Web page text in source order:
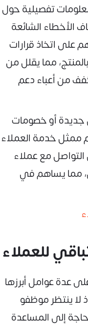
تفصيلية حول
الأخطاء الشائعة
على اتخاذ قرارات
مما يقلل من
من أعباء دعم
أو خصومات
ممثل خدمة العملاء
التواصل مع عملاء
مما يساهم في
عدة عوامل أبرزها
لا ينتظر موظفو
إلى المساعدة